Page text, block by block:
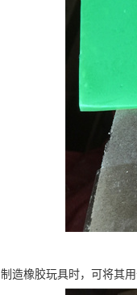
制造橡胶玩具时，可将其